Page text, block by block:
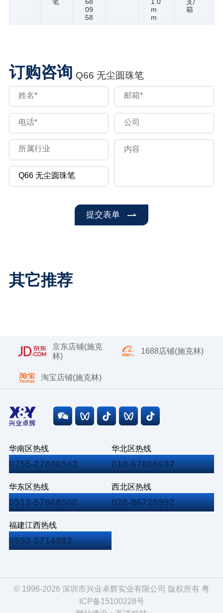
笔
68
09
58
1.0
m
m
支/
箱
订购咨询 Q66 无尘圆珠笔
提交表单
其它推荐
京东店铺(施克
林)
1688店铺(施克林)
淘宝店铺(施克林)
华南区热线
0755-27806543
华北区热线
010-67866697
华东区热线
0512-57868500
西北区热线
028-86728992
福建江西热线
0592-5714982
© 1996-2026 深圳市兴业卓辉实业有限公司 版权所有 粤
ICP备15100228号